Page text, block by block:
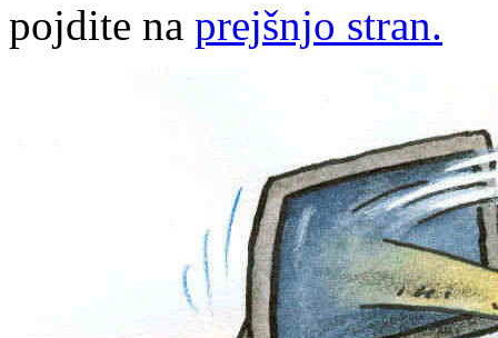
pojdite na prejšnjo stran.